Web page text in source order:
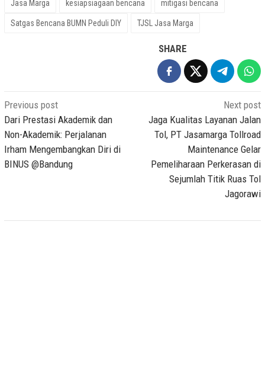
Jasa Marga kesiapsiagaan bencana mitigasi bencana
Satgas Bencana BUMN Peduli DIY TJSL Jasa Marga
SHARE
Post
navigation
Previous post
Dari Prestasi Akademik dan
Non-Akademik: Perjalanan
Irham Mengembangkan Diri di
BINUS @Bandung
Next post
Jaga Kualitas Layanan Jalan
Tol, PT Jasamarga Tollroad
Maintenance Gelar
Pemeliharaan Perkerasan di
Sejumlah Titik Ruas Tol
Jagorawi